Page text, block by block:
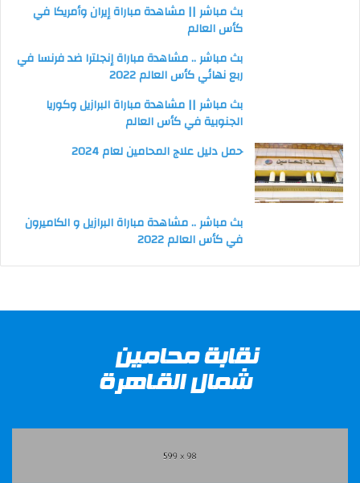
بث مباشر || مشاهدة مباراة إيران وأمريكا في
كأس العالم
بث مباشر .. مشاهدة مباراة إنجلترا ضد فرنسا في
ربع نهائي كأس العالم 2022
بث مباشر || مشاهدة مباراة البرازيل وكوريا
الجنوبية في كأس العالم
حمل دليل علاج المحامين لعام 2024
بث مباشر .. مشاهدة مباراة البرازيل و الكاميرون
في كأس العالم 2022